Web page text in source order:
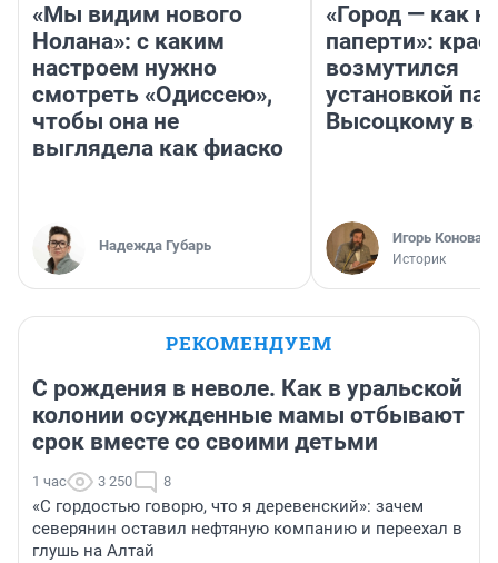
«Мы видим нового
Нолана»: с каким
настроем нужно
смотреть «Одиссею»,
чтобы она не
выглядела как фиаско
Надежда Губарь
«Город — как
паперти»:
возмутился
установкой
Высоцкому в
Игорь
Историк
РЕКОМЕНДУЕМ
С рождения в неволе. Как в уральской
колонии осужденные мамы отбывают
срок вместе со своими детьми
1 час 3 250 8
«С гордостью говорю, что я деревенский»: зачем
северянин оставил нефтяную компанию и переехал в
глушь на Алтай